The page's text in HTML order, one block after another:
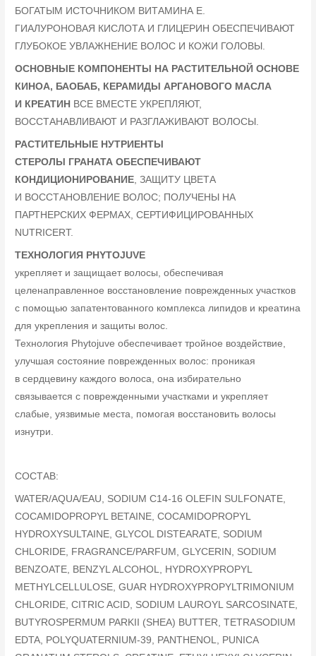
БОГАТЫМ ИСТОЧНИКОМ ВИТАМИНА Е.
ГИАЛУРОНОВАЯ КИСЛОТА И ГЛИЦЕРИН ОБЕСПЕЧИВАЮТ
ГЛУБОКОЕ УВЛАЖНЕНИЕ ВОЛОС И КОЖИ ГОЛОВЫ.
ОСНОВНЫЕ КОМПОНЕНТЫ НА РАСТИТЕЛЬНОЙ ОСНОВЕ
КИНОА, БАОБАБ, КЕРАМИДЫ АРГАНОВОГО МАСЛА
И КРЕАТИН ВСЕ ВМЕСТЕ УКРЕПЛЯЮТ,
ВОССТАНАВЛИВАЮТ И РАЗГЛАЖИВАЮТ ВОЛОСЫ.
РАСТИТЕЛЬНЫЕ НУТРИЕНТЫ
СТЕРОЛЫ ГРАНАТА ОБЕСПЕЧИВАЮТ
КОНДИЦИОНИРОВАНИЕ , ЗАЩИТУ ЦВЕТА
И ВОССТАНОВЛЕНИЕ ВОЛОС; ПОЛУЧЕНЫ НА
ПАРТНЕРСКИХ ФЕРМАХ, СЕРТИФИЦИРОВАННЫХ
NUTRICERT.
ТЕХНОЛОГИЯ PHYTOJUVE
укрепляет и защищает волосы, обеспечивая
целенаправленное восстановление поврежденных участков
с помощью запатентованного комплекса липидов и креатина
для укрепления и защиты волос.
Технология Phytojuve обеспечивает тройное воздействие,
улучшая состояние поврежденных волос: проникая
в сердцевину каждого волоса, она избирательно
связывается с поврежденными участками и укрепляет
слабые, уязвимые места, помогая восстановить волосы
изнутри.
СОСТАВ:
WATER/AQUA/EAU, SODIUM C14-16 OLEFIN SULFONATE,
COCAMIDOPROPYL BETAINE, COCAMIDOPROPYL
HYDROXYSULTAINE, GLYCOL DISTEARATE, SODIUM
CHLORIDE, FRAGRANCE/PARFUM, GLYCERIN, SODIUM
BENZOATE, BENZYL ALCOHOL, HYDROXYPROPYL
METHYLCELLULOSE, GUAR HYDROXYPROPYLTRIMONIUM
CHLORIDE, CITRIC ACID, SODIUM LAUROYL SARCOSINATE,
BUTYROSPERMUM PARKII (SHEA) BUTTER, TETRASODIUM
EDTA, POLYQUATERNIUM-39, PANTHENOL, PUNICA